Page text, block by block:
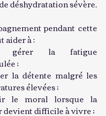
déshydratation sévère.
pendant cette
aider à :
gérer la fatigue
;
la détente malgré les
élevées ;
le moral lorsque la
devient difficile à vivre ;